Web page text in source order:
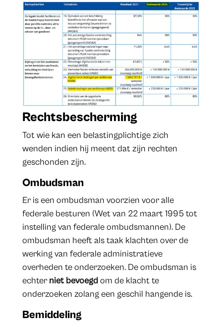
Rechtsbescherming
Tot wie kan een belastingplichtige zich
wenden indien hij meent dat zijn rechten
geschonden zijn.
Ombudsman
Er is een ombudsman voorzien voor alle
federale besturen (Wet van 22 maart 1995 tot
instelling van federale ombudsmannen). De
ombudsman heeft als taak klachten over de
werking van federale administratieve
overheden te onderzoeken. De ombudsman is
echter niet bevoegdom de klacht te
onderzoeken zolang een geschil hangende is.
Bemiddeling